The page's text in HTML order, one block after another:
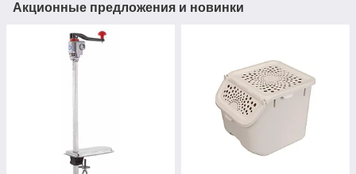
Акционные предложения и новинки